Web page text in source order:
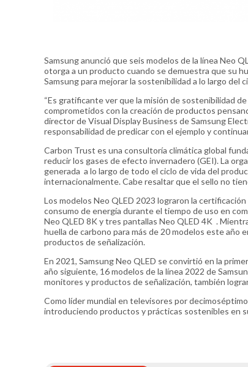
Samsung anunció que seis modelos de la línea Neo
otorga a un producto cuando se demuestra que su
Samsung para mejorar la sostenibilidad a lo largo del
“Es gratificante ver que la misión de sostenibilidad
comprometidos con la creación de productos
director de Visual Display Business de Samsung
responsabilidad de predicar con el ejemplo y
Carbon Trust es una consultoría climática global
reducir los gases de efecto invernadero (GEI). La
generada a lo largo de todo el ciclo de vida del
internacionalmente. Cabe resaltar que el sello no
Los modelos Neo QLED 2023 lograron la
consumo de energía durante el tiempo de uso en
Neo QLED 8K y tres pantallas Neo QLED 4K .
huella de carbono para más de 20 modelos este año
productos de señalización.
En 2021, Samsung Neo QLED se convirtió en la
año siguiente, 16 modelos de la línea 2022 de
monitores y productos de señalización, también
Como líder mundial en televisores por
introduciendo productos y prácticas sostenibles en